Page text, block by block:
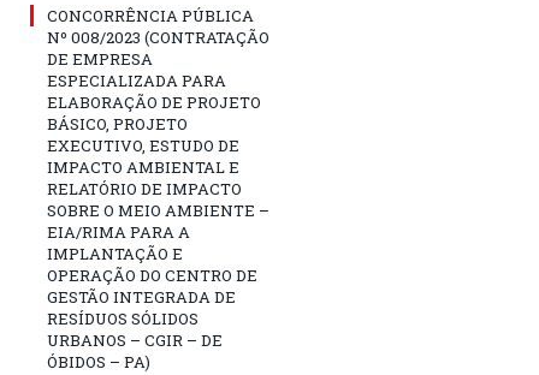
CONCORRÊNCIA PÚBLICA
Nº 008/2023 (CONTRATAÇÃO
DE EMPRESA
ESPECIALIZADA PARA
ELABORAÇÃO DE PROJETO
BÁSICO, PROJETO
EXECUTIVO, ESTUDO DE
IMPACTO AMBIENTAL E
RELATÓRIO DE IMPACTO
SOBRE O MEIO AMBIENTE –
EIA/RIMA PARA A
IMPLANTAÇÃO E
OPERAÇÃO DO CENTRO DE
GESTÃO INTEGRADA DE
RESÍDUOS SÓLIDOS
URBANOS – CGIR – DE
ÓBIDOS – PA)